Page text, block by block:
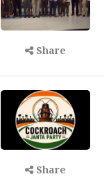
Share
Share